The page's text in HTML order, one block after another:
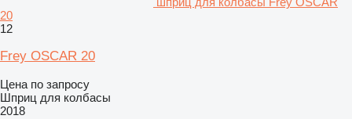
20
12
Frey OSCAR 20
Цена по запросу
Шприц для колбасы
2018